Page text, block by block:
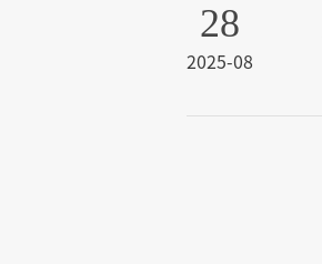
28
2025-08